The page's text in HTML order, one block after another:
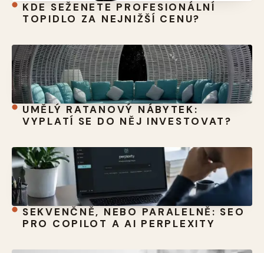
KDE SEŽENETE PROFESIONÁLNÍ
TOPIDLO ZA NEJNIŽŠÍ CENU?
UMĚLÝ RATANOVÝ NÁBYTEK:
VYPLATÍ SE DO NĚJ INVESTOVAT?
SEKVENČNĚ, NEBO PARALELNĚ: SEO
PRO COPILOT A AI PERPLEXITY